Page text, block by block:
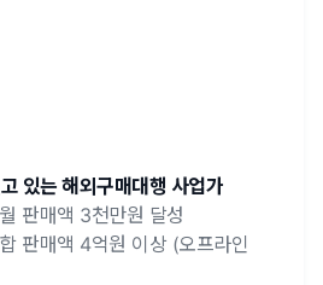
있는 해외구매대행 사업가
판매액 3천만원 달성
판매액 4억원 이상 (오프라인